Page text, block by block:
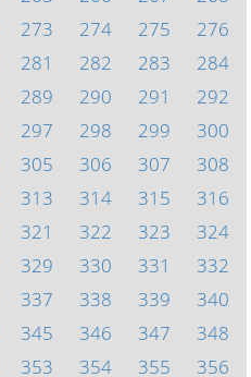
273 274 275
276
281 282 283
284
289 290 291
292
297 298 299
300
305 306 307
308
313 314 315
316
321 322 323
324
329 330 331
332
337 338 339
340
345 346 347
348
353 354 355 356